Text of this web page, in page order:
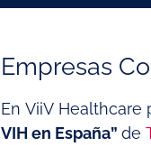
Empresas
En ViiV Healthcare
VIH en España” de